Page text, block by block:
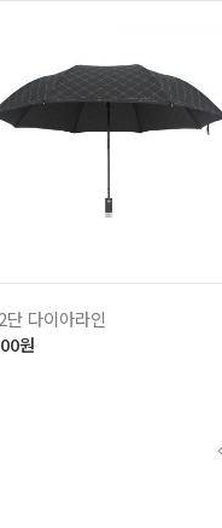
다이아라인
원